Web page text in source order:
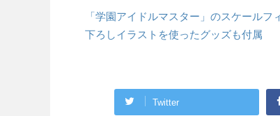
「学園アイドルマスター」のスケール
下ろしイラストを使ったグッズも付属
Twitter